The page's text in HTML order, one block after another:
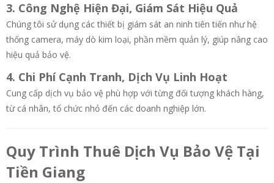
3. Công Nghệ Hiện Đại, Giám Sát Hiệu Quả
Chúng tôi sử dụng các thiết bị giám sát an ninh tiên tiến như hệ
thống camera, máy dò kim loại, phần mềm quản lý, giúp nâng cao
hiệu quả bảo vệ.
4. Chi Phí Cạnh Tranh, Dịch Vụ Linh Hoạt
Cung cấp dịch vụ bảo vệ phù hợp với từng đối tượng khách hàng,
từ cá nhân, tổ chức nhỏ đến các doanh nghiệp lớn.
Quy Trình Thuê Dịch Vụ Bảo Vệ Tại
Tiền Giang